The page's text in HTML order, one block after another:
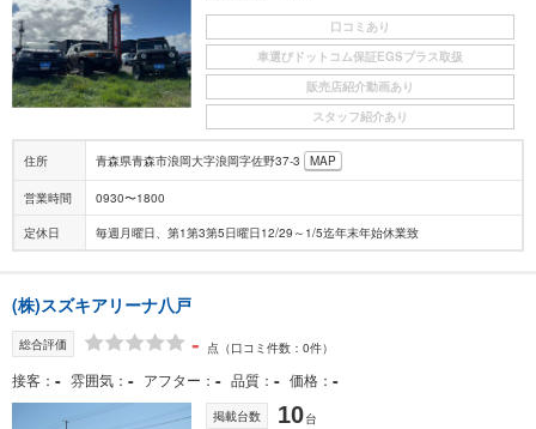
口コミあり
車選びドットコム保証EGSプラス取扱
販売店紹介動画あり
スタッフ紹介あり
住所 青森県青森市浪岡大字浪岡字佐野37-3 MAP
営業時間 0930〜1800
定休日 毎週月曜日、第1第3第5日曜日12/29～1/5迄年末年始休業致
(株)スズキアリーナ八戸
総合評価 - 点 （口コミ件数：0件）
接客 - 雰囲気 - アフター - 品質 - 価格 -
掲載台数 10台